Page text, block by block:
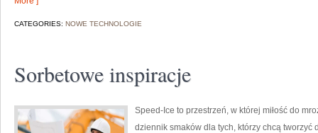
CATEGORIES: NOWE TECHNOLOGIE
Sorbetowe inspiracje
Speed-Ice to przestrzeń, w której miłość do
dziennik smaków dla tych, którzy chcą